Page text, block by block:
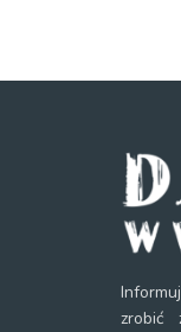
zrobić